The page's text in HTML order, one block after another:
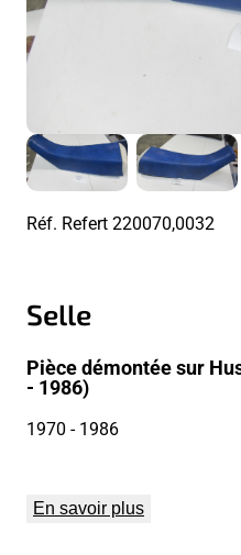
Réf. Refert220070,0032
Selle
Pièce démontée sur
- 1986)
1970 - 1986
En savoir plus